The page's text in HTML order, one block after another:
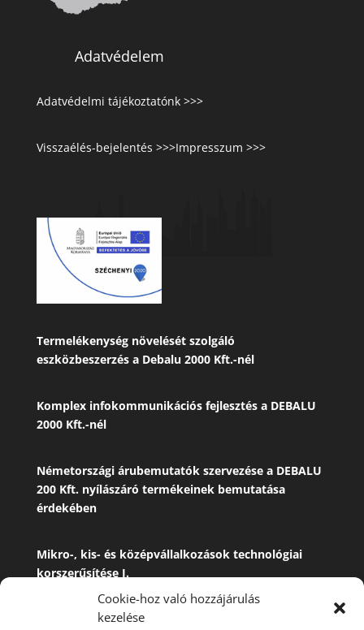
Cookie-hoz való hozzájárulás
kezelése
Adatvédelem
Adatvédelmi tájékoztatónk >>>
Visszaélés-bejelentés >>>Impresszum >>>
Termelékenység növelését szolgáló
eszközbeszerzés a Debalu 2000 Kft.-nél
Komplex infokommunikációs fejlesztés a DEBALU
2000 Kft.-nél
Németországi árubemutatók szervezése a DEBALU
200 Kft. nyílászáró termékeinek bemutatása
érdekében
Mikro-, kis- és középvállalkozások technológiai
korszerűsítése I.
Mikro-, kis- és középvállalkozások technológiai